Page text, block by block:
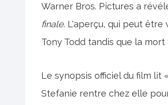
Warner Bros. Pictures a
finale. L'aperçu, qui peut
Tony Todd tandis que la
Le synopsis officiel du film lit
Stefanie rentre chez elle